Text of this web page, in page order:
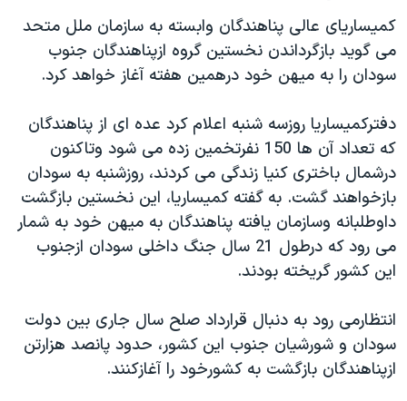
صفحه
اصلی
جهش
به
جستجو
جهان
ورزشی
گزیده‌ها
ویژه برنامه‌ها
ویدیوها
فرهنگ و زندگی
حقوق شهروندی
اقتصادی
علم و فناوری
اسرائیل در جنگ
گالری عکس
آرشیو پخش زنده
صفحه‌های ویژه
جام جهانی ۲۰۲۶
عملیات خشم حماسی
۲۵۰سالگی آمریکا
بایگانی برنامه‌های تلویزیونی
مستندها
انتخابات ریاست جمهوری آمریکا ۲۰۲۴
حمله جمهوری اسلامی به اسرائیل
رمز مهسا
ورزش زنان در ایران
اعتراضات زن، زندگی، آزادی
مجموعه مستندهای دادخواهی
فرکانس‌های صدای آمریکا
پخش رادیویی
یادگیری زبان انگلیسی
دنبال کنید
کميساريای عالی پناهندگان وابسته به سازمان ملل متحد
می گويد بازگرداندن نخستين گروه ازپناهندگان جنوب
سودان را به ميهن خود درهمين هفته آغاز خواهد کرد.
دفترکميساريا روزسه شنبه اعلام کرد عده ای از پناهندگان
که تعداد آن ها 150 نفرتخمين زده می شود وتاکنون
درشمال باختری کنيا زندگی می کردند، روزشنبه به سودان
بازخواهند گشت. به گفته کميساريا، اين نخستين بازگشت
داوطلبانه وسازمان يافته پناهندگان به ميهن خود به شمار
می رود که درطول 21 سال جنگ داخلی سودان ازجنوب
اين کشور گريخته بودند.
انتظارمی رود به دنبال قرارداد صلح سال جاری بين دولت
سودان و شورشيان جنوب اين کشور، حدود پانصد هزارتن
ازپناهندگان بازگشت به کشورخود را آغازکنند.